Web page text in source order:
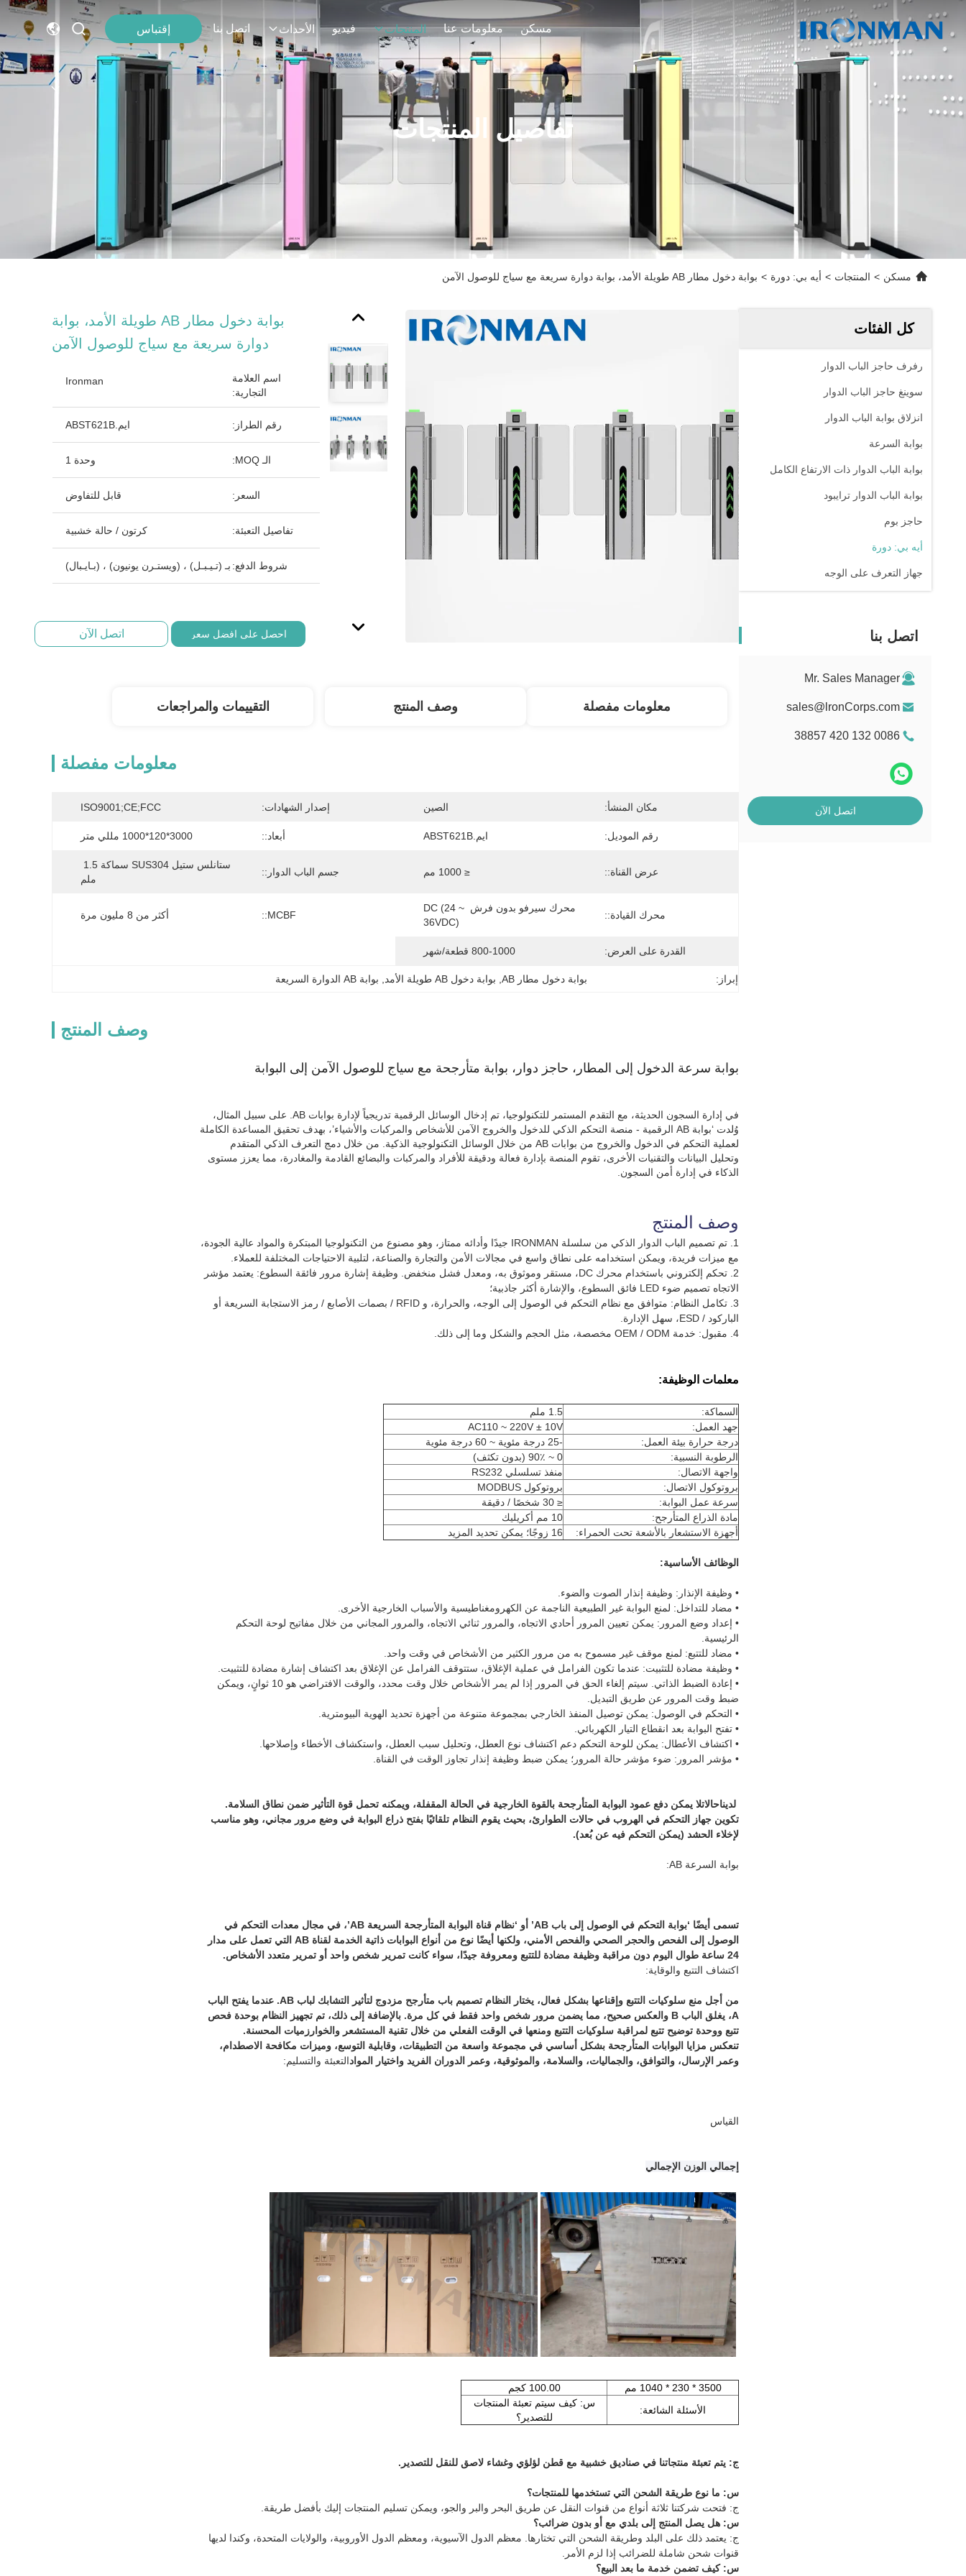
مسكن معلومات عنا المنتجات فيديو الأحداث اتصل بنا إقتباس
تفاصيل المنتجات
مسكن > المنتجات > أيه بي: دورة > بوابة دخول مطار AB طويلة الأمد، بوابة دوارة سريعة مع سياج للوصول الآمن
كل الفئات
رفرف حاجز الباب الدوار
سوينغ حاجز الباب الدوار
انزلاق بوابة الباب الدوار
بوابة السرعة
بوابة الباب الدوار ذات الارتفاع الكامل
بوابة الباب الدوار ترايبود
حاجز بوم
أيه بي: دورة
جهاز التعرف على الوجه
اتصل بنا
Mr. Sales Manager
sales@lronCorps.com
0086 132 420 38857
اتصل الآن
بوابة دخول مطار AB طويلة الأمد، بوابة
دوارة سريعة مع سياج للوصول الآمن
اسم العلامة
التجارية:
Ironman
رقم الطراز: ايم.ABST621B
الـ MOQ: وحدة 1
السعر: قابل للتفاوض
تفاصيل التعبئة: كرتون / حالة خشبية
شروط الدفع: بـ (تـيـبـل) ، (ويستـرن يونيون) ، (بـايـبال)
احصل على افضل سعر اتصل الآن
معلومات مفصلة وصف المنتج التقييمات والمراجعات
معلومات مفصلة
مكان المنشأ: الصين إصدار الشهادات: ISO9001;CE;FCC
رقم الموديل: ايم.ABST621B أبعاد:: 3000*120*1000 مللي متر
عرض القناة:: ≤ 1000 مم جسم الباب الدوار::
ملم
محرك القيادة::
محرك سيرفو بدون فرش DC (24 ~
36VDC)
MCBF:: أكثر من 8 مليون مرة
القدرة على العرض: 800-1000 قطعة/شهر
إبراز: بوابة دخول مطار AB بوابة دخول AB طويلة الأمد بوابة AB الدوارة السريعة
وصف المنتج
بوابة سرعة الدخول إلى المطار، حاجز دوار، بوابة متأرجحة مع سياج للوصول الآمن إلى البوابة
في إدارة السجون الحديثة، مع التقدم المستمر للتكنولوجيا، تم إدخال الوسائل الرقمية تدريجياً لإدارة بوابات AB. على سبيل المثال،
وُلدت ‘بوابة AB الرقمية - منصة التحكم الذكي للدخول والخروج الآمن للأشخاص والمركبات والأشياء’، بهدف تحقيق المساعدة الكاملة
لعملية التحكم في الدخول والخروج من بوابات AB من خلال الوسائل التكنولوجية الذكية. من خلال دمج التعرف الذكي المتقدم
وتحليل البيانات والتقنيات الأخرى، تقوم المنصة بإدارة فعالة ودقيقة للأفراد والمركبات والبضائع القادمة والمغادرة، مما يعزز مستوى
الذكاء في إدارة أمن السجون.
وصف المنتج
1. تم تصميم الباب الدوار الذكي من سلسلة IRONMAN جيدًا وأدائه ممتاز، وهو مصنوع من التكنولوجيا المبتكرة والمواد عالية الجودة،
مع ميزات فريدة، ويمكن استخدامه على نطاق واسع في مجالات الأمن والتجارة والصناعة، لتلبية الاحتياجات المختلفة للعملاء.
2. تحكم إلكتروني باستخدام محرك DC، مستقر وموثوق به، ومعدل فشل منخفض. وظيفة إشارة مرور فائقة السطوع: يعتمد مؤشر
الاتجاه تصميم ضوء LED فائق السطوع، والإشارة أكثر جاذبية؛
3. تكامل النظام: متوافق مع نظام التحكم في الوصول إلى الوجه، والحرارة، و RFID / بصمات الأصابع / رمز الاستجابة السريعة أو
الباركود / ESD، سهل الإدارة.
4. مقبول: خدمة OEM / ODM مخصصة، مثل الحجم والشكل وما إلى ذلك.
معلمات الوظيفة:
السماكة:
1.5 ملم
جهد العمل:
AC110 ~ 220V ± 10V
درجة حرارة بيئة العمل:
-25 درجة مئوية ~ 60 درجة مئوية
الرطوبة النسبية:
0 ~ 90٪ (بدون تكثف)
واجهة الاتصال:
منفذ تسلسلي RS232
بروتوكول الاتصال:
بروتوكول MODBUS
سرعة عمل البوابة:
≤ 30 شخصًا / دقيقة
مادة الذراع المتأرجح:
10 مم أكريليك
أجهزة الاستشعار بالأشعة تحت الحمراء:
16 زوجًا؛ يمكن تحديد المزيد
الوظائف الأساسية:
• وظيفة الإنذار: وظيفة إنذار الصوت والضوء.
• مضاد للتداخل: لمنع البوابة غير الطبيعية الناجمة عن الكهرومغناطيسية والأسباب الخارجية الأخرى.
• إعداد وضع المرور: يمكن تعيين المرور أحادي الاتجاه، والمرور ثنائي الاتجاه، والمرور المجاني من خلال مفاتيح لوحة التحكم
الرئيسية.
• مضاد للتتبع: لمنع موقف غير مسموح به من مرور الكثير من الأشخاص في وقت واحد.
• وظيفة مضادة للتثبيت: عندما تكون الفرامل في عملية الإغلاق، ستتوقف الفرامل عن الإغلاق بعد اكتشاف إشارة مضادة للتثبيت.
• إعادة الضبط الذاتي. سيتم إلغاء الحق في المرور إذا لم يمر الأشخاص خلال وقت محدد، والوقت الافتراضي هو 10 ثوانٍ، ويمكن
ضبط وقت المرور عن طريق التبديل.
• التحكم في الوصول: يمكن توصيل المنفذ الخارجي بمجموعة متنوعة من أجهزة تحديد الهوية البيومترية.
• تفتح البوابة بعد انقطاع التيار الكهربائي.
• اكتشاف الأعطال: يمكن للوحة التحكم دعم اكتشاف نوع العطل، وتحليل سبب العطل، واستكشاف الأخطاء وإصلاحها.
• مؤشر المرور: ضوء مؤشر حالة المرور؛ يمكن ضبط وظيفة إنذار تجاوز الوقت في القناة.
لديناحالاتلا يمكن دفع عمود البوابة المتأرجحة بالقوة الخارجية في الحالة المقفلة، ويمكنه تحمل قوة التأثير ضمن نطاق السلامة.
تكوين جهاز التحكم في الهروب في حالات الطوارئ، بحيث يقوم النظام تلقائيًا بفتح ذراع البوابة في وضع مرور مجاني، وهو مناسب
لإخلاء الحشد (يمكن التحكم فيه عن بُعد).
بوابة السرعة AB:
تسمى أيضًا ‘بوابة التحكم في الوصول إلى باب AB’ أو ‘نظام قناة البوابة المتأرجحة السريعة AB’، في مجال معدات التحكم في
الوصول إلى الفحص والحجر الصحي والفحص الأمني، ولكنها أيضًا نوع من أنواع البوابات ذاتية الخدمة لقناة AB التي تعمل على مدار
24 ساعة طوال اليوم دون مراقبة وظيفة مضادة للتتبع ومعروفة جيدًا، سواء كانت تمرير شخص واحد أو تمرير متعدد الأشخاص.
اكتشاف التتبع والوقاية:
من أجل منع سلوكيات التتبع وإقناعها بشكل فعال، يختار النظام تصميم باب متأرجح مزدوج لتأثير التشابك لباب AB. عندما يفتح الباب
A، يغلق الباب B والعكس صحيح، مما يضمن مرور شخص واحد فقط في كل مرة. بالإضافة إلى ذلك، تم تجهيز النظام بوحدة فحص
تتبع ووحدة توضيح تتبع لمراقبة سلوكيات التتبع ومنعها في الوقت الفعلي من خلال تقنية المستشعر والخوارزميات المحسنة.
تنعكس مزايا البوابات المتأرجحة بشكل أساسي في مجموعة واسعة من التطبيقات، وقابلية التوسع، وميزات مكافحة الاصطدام،
وعمر الإرسال، والتوافق، والجماليات، والسلامة، والموثوقية، وعمر الدوران الفريد واختيار الموادالتعبئة والتسليم:
القياس
إجمالي الوزن الإجمالي
3500 * 230 * 1040 مم
100.00 كجم
الأسئلة الشائعة:
س: كيف سيتم تعبئة المنتجات
للتصدير؟
ج: يتم تعبئة منتجاتنا في صناديق خشبية مع قطن لؤلؤي وغشاء لاصق للنقل للتصدير.
س: ما نوع طريقة الشحن التي تستخدمها للمنتجات؟
ج: فتحت شركتنا ثلاثة أنواع من قنوات النقل عن طريق البحر والبر والجو، ويمكن تسليم المنتجات إليك بأفضل طريقة.
س: هل يصل المنتج إلى بلدي مع أو بدون ضرائب؟
ج: يعتمد ذلك على البلد وطريقة الشحن التي تختارها. معظم الدول الآسيوية، ومعظم الدول الأوروبية، والولايات المتحدة، وكندا لديها
قنوات شحن شاملة للضرائب إذا لزم الأمر.
س: كيف تضمن خدمة ما بعد البيع؟